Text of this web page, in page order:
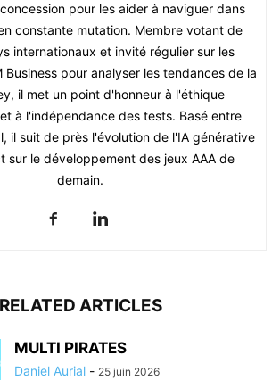
pour les aider à naviguer dans
constante mutation. Membre votant de
internationaux et invité régulier sur les
Business pour analyser les tendances de la
il met un point d'honneur à l'éthique
à l'indépendance des tests. Basé entre
il suit de près l'évolution de l'IA générative
sur le développement des jeux AAA de
demain.
RELATED ARTICLES
MULTI PIRATES
Daniel Aurial - 25 juin 2026